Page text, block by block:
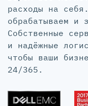
расходы на
обрабатываем и
Собственные
и надёжные
чтобы ваши
24/365.